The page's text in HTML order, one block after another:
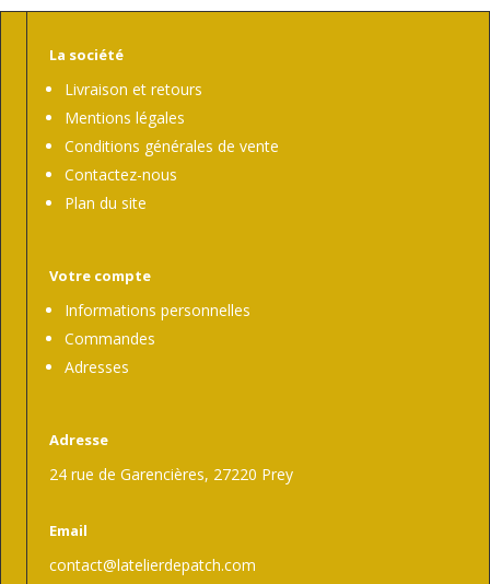
La société
Livraison et retours
Mentions légales
Conditions générales de vente
Contactez-nous
Plan du site
Votre compte
Informations personnelles
Commandes
Adresses
Adresse
24 rue de Garencières, 27220 Prey
Email
contact@latelierdepatch.com